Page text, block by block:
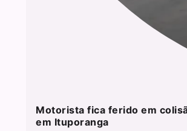
Motorista fica ferido em
em Ituporanga